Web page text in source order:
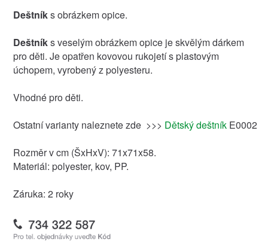
Deštníks obrázkem opice.
Deštníks veselým obrázkem opice je skvělým dárkem
pro děti. Je opatřen kovovou rukojetí s plastovým
úchopem, vyrobený z polyesteru.
Vhodné pro děti.
Ostatní varianty naleznete zde >>> Dětský deštníkE0002
Rozměr v cm (ŠxHxV): 71x71x58.
Materiál: polyester, kov, PP.
Záruka: 2 roky